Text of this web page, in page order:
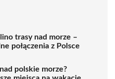
trasy nad morze –
połączenia z Polsce
polskie morze?